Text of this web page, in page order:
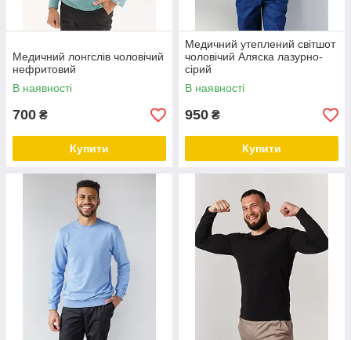
Медичний лонгслів чоловічий
нефритовий
В наявності
700 ₴
Купити
Медичний утеплений світшот
чоловічий Аляска лазурно-
сірий
В наявності
950 ₴
Купити